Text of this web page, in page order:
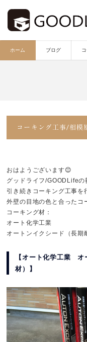
ホーム ブログ
コーキング工事/相模
おはようございます😊
グッドライフ/GOODLifeの
引き続きコーキング工事を
外壁の目地の色と合ったコ
コーキング材：
オート化学工業
オートンイクシード（長期
【オート化学工業 オ
材）】